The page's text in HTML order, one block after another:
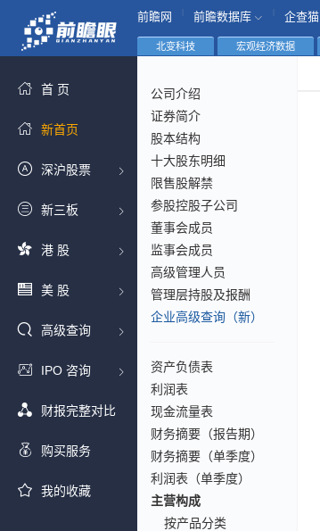
前瞻网 前瞻数据库 企查猫
首 页
新首页
深沪股票
新三板
港 股
美 股
高级查询
IPO 咨询
财报完整对比
购买服务
我的收藏
北变科技 宏观经济数据
公司介绍
证券简介
股本结构
十大股东明细
限售股解禁
参股控股子公司
董事会成员
监事会成员
高级管理人员
管理层持股及报酬
企业高级查询（新）
资产负债表
利润表
现金流量表
财务摘要（报告期）
财务摘要（单季度）
利润表（单季度）
主营构成
按产品分类